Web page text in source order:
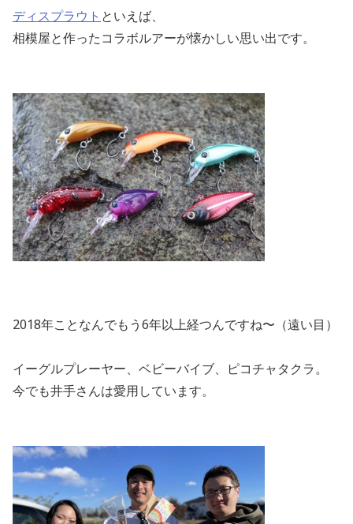
ディスプラウト といえば、
相模屋と作ったコラボルアーが懐かしい思い出です。
2018年ことなんでもう6年以上経つんですね〜（遠い目）
イーグルプレーヤー、ベビーバイブ、ピコチャタクラ。
今でも井手さんは愛用しています。